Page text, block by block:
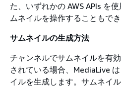
た、いずれかの AWS APIs を
ムネイルを操作することもでき
サムネイルの生成方法
チャンネルでサムネイルを有
されている場合、MediaLive
イルを生成します。サムネイ